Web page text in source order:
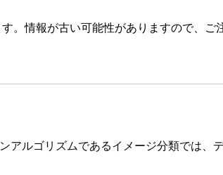
。情報が古い可能性がありますので、ご
アルゴリズムであるイメージ分類では